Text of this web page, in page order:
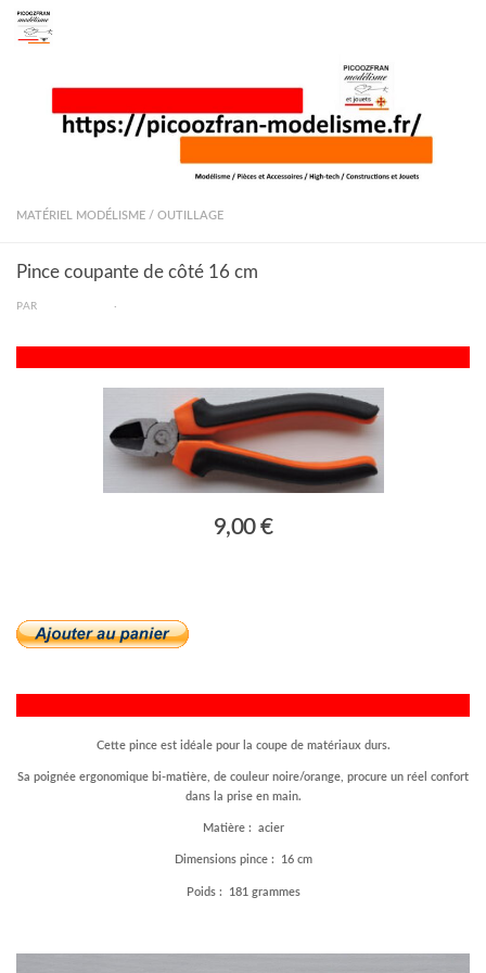
Skip to content
MATÉRIEL MODÉLISME / OUTILLAGE
Pince coupante de côté 16 cm
PAR ·
9,00 €
Cette pince est idéale pour la coupe de matériaux durs.
Sa poignée ergonomique bi-matière, de couleur noire/orange, procure un réel confort
dans la prise en main.
Matière : acier
Dimensions pince : 16 cm
Poids : 181 grammes